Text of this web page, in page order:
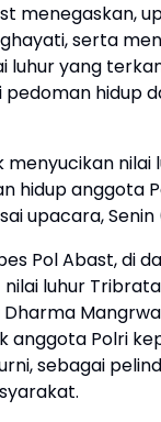
menegaskan,
serta
luhur yang
hidup
menyucikan
hidup anggota
upacara,
Pol Abast, di
luhur
anggota Polri
sebagai